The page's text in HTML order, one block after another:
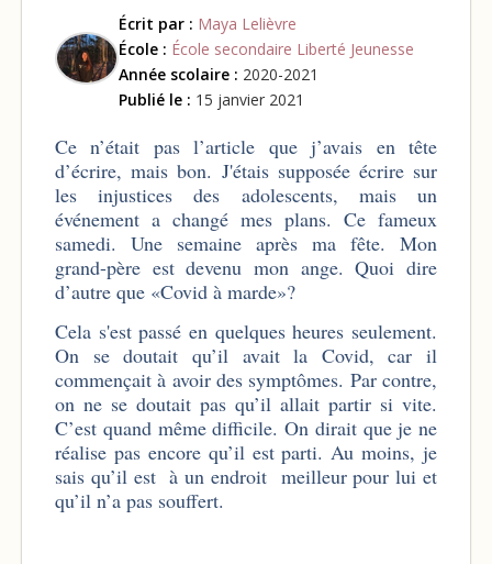
Écrit par : Maya Lelièvre
École : École secondaire Liberté Jeunesse
Année scolaire : 2020-2021
Publié le : 15 janvier 2021
Ce n’était pas l’article que j’avais en tête
d’écrire, mais bon. J'étais supposée écrire sur
les injustices des adolescents, mais un
événement a changé mes plans. Ce fameux
samedi. Une semaine après ma fête. Mon
grand-père est devenu mon ange. Quoi dire
d’autre que «Covid à marde»?
Cela s'est passé en quelques heures seulement.
On se doutait qu’il avait la Covid, car il
commençait à avoir des symptômes. Par contre,
on ne se doutait pas qu’il allait partir si vite.
C’est quand même difficile. On dirait que je ne
réalise pas encore qu’il est parti. Au moins, je
sais qu’il est à un endroit meilleur pour lui et
qu’il n’a pas souffert.